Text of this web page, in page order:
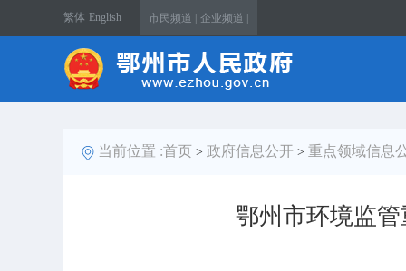
繁体 English 市民频道 | 企业频道 |
当前位置 :首页 > 政府信息公开 > 重点领域信息
鄂州市环境监